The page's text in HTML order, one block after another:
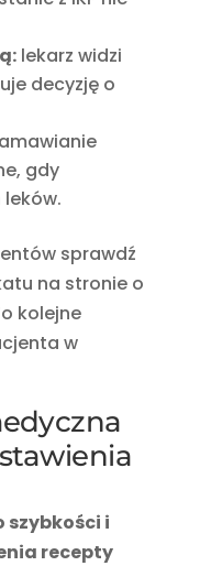
lekarz widzi
decyzję o
gdy
sprawdź
na stronie o
kolejne
w
szybkości i
recepty